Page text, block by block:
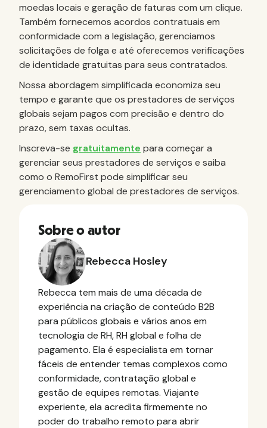
moedas locais e geração de faturas com um clique.
Também fornecemos acordos contratuais em
conformidade com a legislação, gerenciamos
solicitações de folga e até oferecemos verificações
de identidade gratuitas para seus contratados.
Nossa abordagem simplificada economiza seu
tempo e garante que os prestadores de serviços
globais sejam pagos com precisão e dentro do
prazo, sem taxas ocultas.
Inscreva-se gratuitamente para começar a
gerenciar seus prestadores de serviços e saiba
como o RemoFirst pode simplificar seu
gerenciamento global de prestadores de serviços.
Sobre o autor
Rebecca Hosley
Rebecca tem mais de uma década de
experiência na criação de conteúdo B2B
para públicos globais e vários anos em
tecnologia de RH, RH global e folha de
pagamento. Ela é especialista em tornar
fáceis de entender temas complexos como
conformidade, contratação global e
gestão de equipes remotas. Viajante
experiente, ela acredita firmemente no
poder do trabalho remoto para abrir